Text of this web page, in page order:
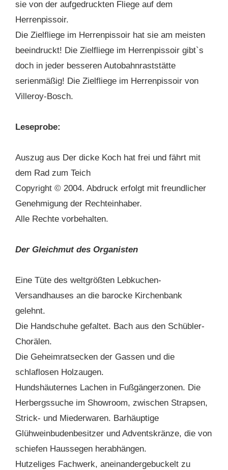
sie von der aufgedruckten Fliege auf dem
Herrenpissoir.
Die Zielfliege im Herrenpissoir hat sie am meisten
beeindruckt! Die Zielfliege im Herrenpissoir gibt`s
doch in jeder besseren Autobahnraststätte
serienmäßig! Die Zielfliege im Herrenpissoir von
Villeroy-Bosch.
Leseprobe:
Auszug aus Der dicke Koch hat frei und fährt mit
dem Rad zum Teich
Copyright © 2004. Abdruck erfolgt mit freundlicher
Genehmigung der Rechteinhaber.
Alle Rechte vorbehalten.
Der Gleichmut des Organisten
Eine Tüte des weltgrößten Lebkuchen-
Versandhauses an die barocke Kirchenbank
gelehnt.
Die Handschuhe gefaltet. Bach aus den Schübler-
Chorälen.
Die Geheimratsecken der Gassen und die
schlaflosen Holzaugen.
Hundshäuternes Lachen in Fußgängerzonen. Die
Herbergssuche im Showroom, zwischen Strapsen,
Strick- und Miederwaren. Barhäuptige
Glühweinbudenbesitzer und Adventskränze, die von
schiefen Haussegen herabhängen.
Hutzeliges Fachwerk, aneinandergebuckelt zu